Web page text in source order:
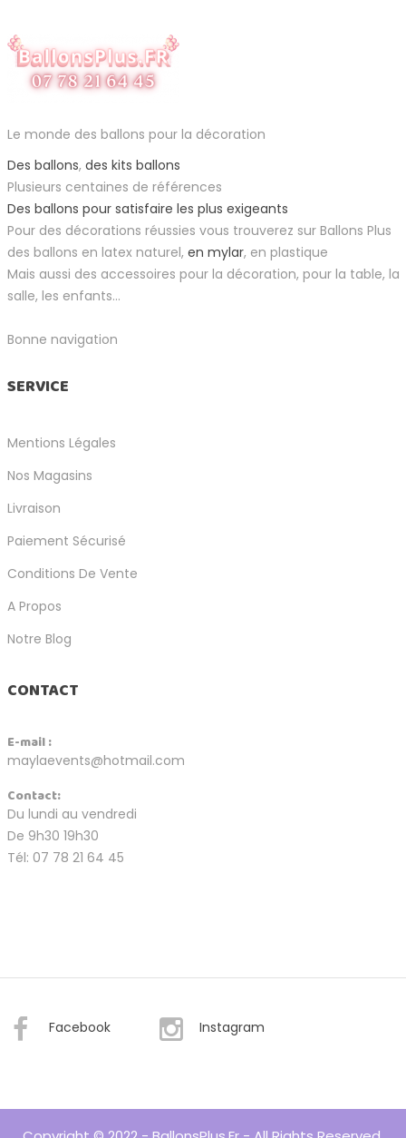
Le monde des ballons pour la décoration
Des ballons, des kits ballons
Plusieurs centaines de références
Des ballons pour satisfaire les plus exigeants
Pour des décorations réussies vous trouverez sur Ballons Plus
des ballons en latex naturel, en mylar, en plastique
Mais aussi des accessoires pour la décoration, pour la table, la
salle, les enfants...
Bonne navigation
SERVICE
Mentions Légales
Nos Magasins
Livraison
Paiement Sécurisé
Conditions De Vente
A Propos
Notre Blog
CONTACT
E-mail :
maylaevents@hotmail.com
Contact:
Du lundi au vendredi
De 9h30 19h30
Tél: 07 78 21 64 45
Facebook Instagram